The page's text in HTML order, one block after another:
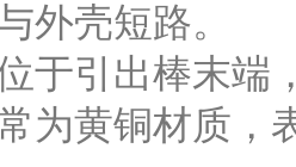
外壳短路。
于引出棒末端
为黄铜材质，